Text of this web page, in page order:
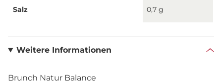
Salz 0,7 g
Weitere Informationen
Brunch Natur Balance